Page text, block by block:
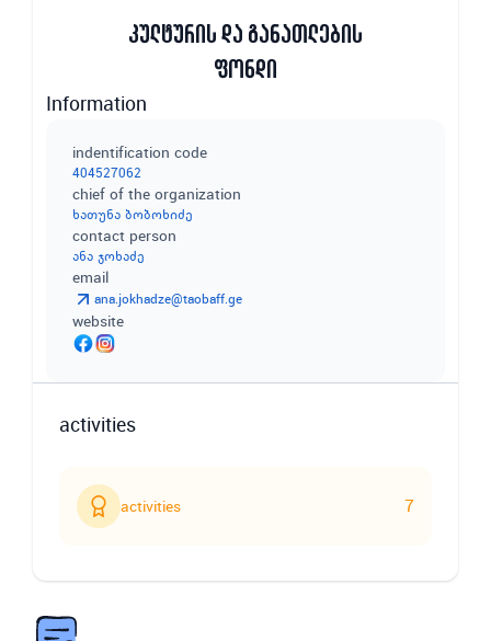
კულტურის და განათლების
ფონდი
Information
indentification code
404527062
chief of the organization
ხათუნა ბობოხიძე
contact person
ანა ჯოხაძე
email
ana.jokhadze@taobaff.ge
website
activities
activities 7